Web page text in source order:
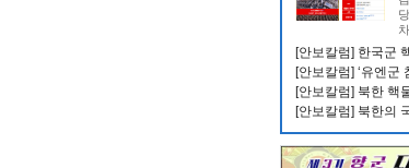
차
[안보칼럼] 한국군
[안보칼럼] ‘유엔군
[안보칼럼] 북한 핵
[안보칼럼] 북한의